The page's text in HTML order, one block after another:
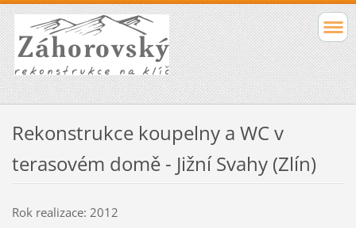
Rekonstrukce koupelny a WC v
terasovém domě - Jižní Svahy (Zlín)
Rok realizace: 2012